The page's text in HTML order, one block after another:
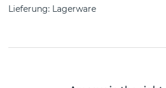
Lieferung: Lagerware
MOONLIGT GRAPES Ohrring